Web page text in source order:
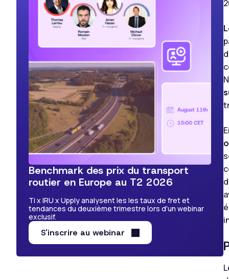
Benchmark des prix du transport
routier en Europe au T2 2026
Ti x IRU x Upply analysent les les taux de fret et
tendances du deuxième trimestre lors d'un webinar
exclusif.
S'inscrire au webinar